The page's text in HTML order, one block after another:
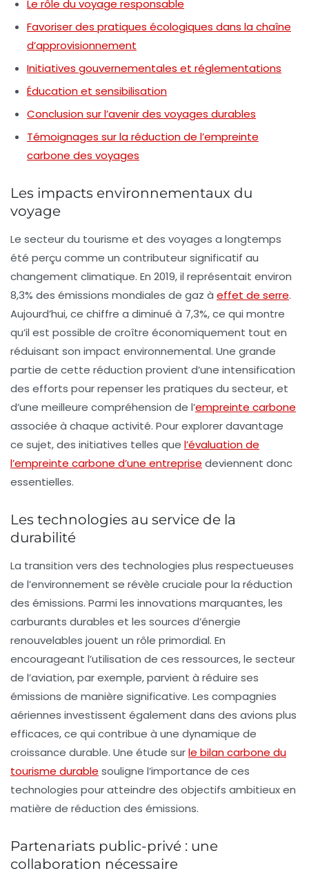
Le rôle du voyage responsable
Favoriser des pratiques écologiques dans la chaîne
d’approvisionnement
Initiatives gouvernementales et réglementations
Éducation et sensibilisation
Conclusion sur l’avenir des voyages durables
Témoignages sur la réduction de l’empreinte
carbone des voyages
Les impacts environnementaux du
voyage
Le secteur du tourisme et des voyages a longtemps
été perçu comme un contributeur significatif au
changement climatique. En 2019, il représentait environ
8,3% des émissions mondiales de gaz à effet de serre.
Aujourd’hui, ce chiffre a diminué à 7,3%, ce qui montre
qu’il est possible de croître économiquement tout en
réduisant son impact environnemental. Une grande
partie de cette réduction provient d’une intensification
des efforts pour repenser les pratiques du secteur, et
d’une meilleure compréhension de l’empreinte carbone
associée à chaque activité. Pour explorer davantage
ce sujet, des initiatives telles que l’évaluation de
l’empreinte carbone d’une entreprise deviennent donc
essentielles.
Les technologies au service de la
durabilité
La transition vers des technologies plus respectueuses
de l’environnement se révèle cruciale pour la réduction
des émissions. Parmi les innovations marquantes, les
carburants durables et les sources d’énergie
renouvelables jouent un rôle primordial. En
encourageant l’utilisation de ces ressources, le secteur
de l’aviation, par exemple, parvient à réduire ses
émissions de manière significative. Les compagnies
aériennes investissent également dans des avions plus
efficaces, ce qui contribue à une dynamique de
croissance durable. Une étude surle bilan carbone du
tourisme durable souligne l’importance de ces
technologies pour atteindre des objectifs ambitieux en
matière de réduction des émissions.
Partenariats public-privé : une
collaboration nécessaire